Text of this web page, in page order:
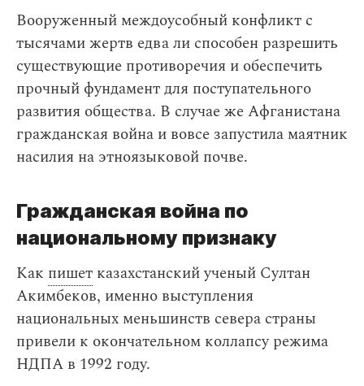
Вооруженный междоусобный конфликт с
тысячами жертв едва ли способен разрешить
существующие противоречия и обеспечить
прочный фундамент для поступательного
развития общества. В случае же Афганистана
гражданская война и вовсе запустила маятник
насилия на этноязыковой почве.
Гражданская война по
национальному признаку
Как пишет казахстанский ученый Султан
Акимбеков, именно выступления
национальных меньшинств севера страны
привели к окончательном коллапсу режима
НДПА в 1992 году.